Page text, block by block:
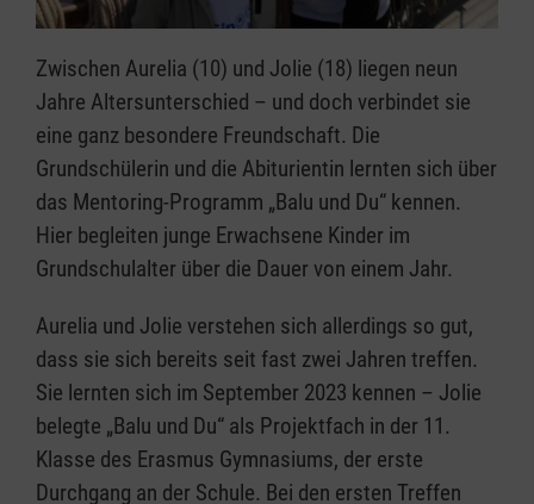
zeitnah über das Ta­gebuch­portal, in welchem
sie oder er die Treffen mit Mogli reflektiert.
Wie werde ich Balu?
Wenn Sie Interesse haben Mentor oder
Mentorin zu werden, verabreden wir uns zu
einem Ge­spräch, bei dem wir uns gegenseitig
kennenlernen und Fragen besprechen.
Um einen Termin zu vereinbaren, können Sie
direkt anrufen oder Ihre Kontaktdaten per E-
Mail an peter.wolf(at)malteser(dot)org
schicken. Wir freuen uns darauf, Sie bald
kennen zu lernen!
Zwischen Aurelia (10) und Jolie (18) liegen neun
Jahre Altersunterschied – und doch verbindet sie
eine ganz besondere Freundschaft. Die
Grundschülerin und die Abiturientin lernten sich über
das Mentoring-Programm „Balu und Du“ kennen.
Hier begleiten junge Erwachsene Kinder im
Grundschulalter über die Dauer von einem Jahr.
Aurelia und Jolie verstehen sich allerdings so gut,
dass sie sich bereits seit fast zwei Jahren treffen.
Sie lernten sich im September 2023 kennen – Jolie
belegte „Balu und Du“ als Projektfach in der 11.
Klasse des Erasmus Gymnasiums, der erste
Durchgang an der Schule. Bei den ersten Treffen